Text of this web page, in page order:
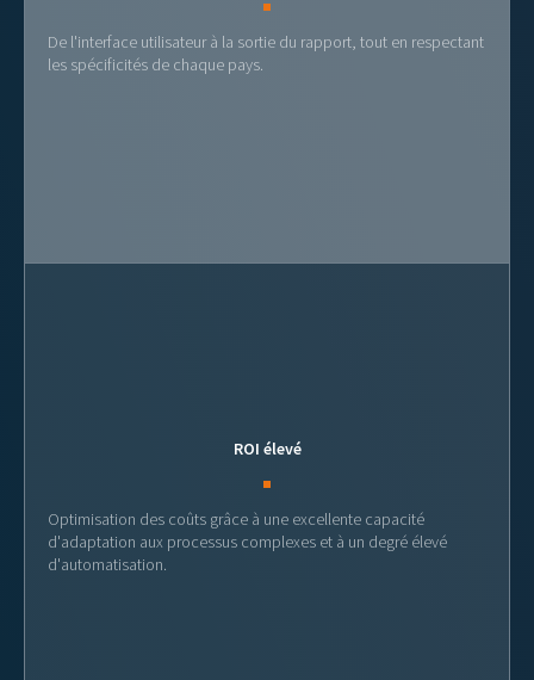
De l'interface utilisateur à la sortie du rapport, tout en respectant
les spécificités de chaque pays.
ROI élevé
Optimisation des coûts grâce à une excellente capacité
d'adaptation aux processus complexes et à un degré élevé
d'automatisation.